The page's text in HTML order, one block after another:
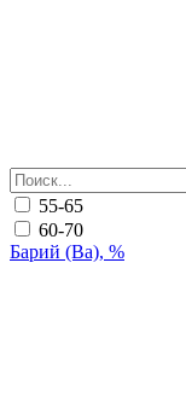
55-65
60-70
Барий (Ba), %